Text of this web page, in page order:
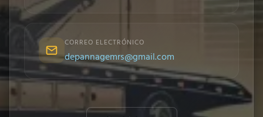
CORREO ELECTRÓNICO
depannagemrs@gmail.com